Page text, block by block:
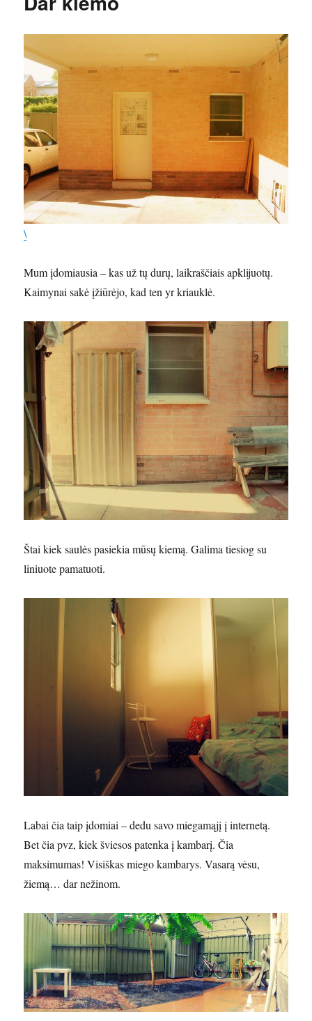
\
Mum įdomiausia – kas už tų durų, laikraščiais apklijuotų.
Kaimynai sakė įžiūrėjo, kad ten yr kriauklė.
Štai kiek saulės pasiekia mūsų kiemą. Galima tiesiog su
liniuote pamatuoti.
Labai čia taip įdomiai – dedu savo miegamąjį į internetą.
Bet čia pvz, kiek šviesos patenka į kambarį. Čia
maksimumas! Visiškas miego kambarys. Vasarą vėsu,
žiemą… dar nežinom.